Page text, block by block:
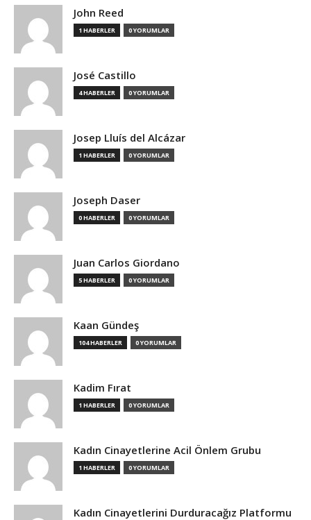
John Reed
1 HABERLER 0 YORUMLAR
José Castillo
4 HABERLER 0 YORUMLAR
Josep Lluís del Alcázar
1 HABERLER 0 YORUMLAR
Joseph Daser
0 HABERLER 0 YORUMLAR
Juan Carlos Giordano
5 HABERLER 0 YORUMLAR
Kaan Gündeş
104 HABERLER 0 YORUMLAR
Kadim Fırat
1 HABERLER 0 YORUMLAR
Kadın Cinayetlerine Acil Önlem Grubu
1 HABERLER 0 YORUMLAR
Kadın Cinayetlerini Durduracağız Platformu